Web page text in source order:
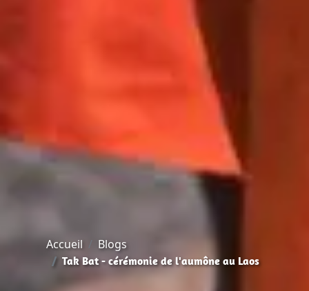
Accueil Blogs
Tak Bat - cérémonie de l'aumône au Laos